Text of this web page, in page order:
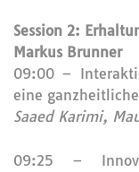
Session 2:
Markus Brunner
09:00 –
eine
Saaed Karimi,
09:25 –